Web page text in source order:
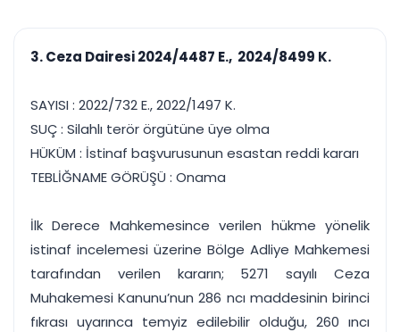
Duruşma ve görev
takvimi
Bildirim
takibi
Tek panelde uçtan uca yönetim
UYAP & UETS entegrasyonundan finansa, hepsi bir arada.
3. Ceza Dairesi 2024/4487 E., 2024/8499 K.
SAYISI : 2022/732 E., 2022/1497 K.
SUÇ : Silahlı terör örgütüne üye olma
HÜKÜM : İstinaf başvurusunun esastan reddi kararı
TEBLİĞNAME GÖRÜŞÜ : Onama
İlk Derece Mahkemesince verilen hükme yönelik
istinaf incelemesi üzerine Bölge Adliye Mahkemesi
tarafından verilen kararın; 5271 sayılı Ceza
Muhakemesi Kanunu’nun 286 ncı maddesinin birinci
fıkrası uyarınca temyiz edilebilir olduğu, 260 ıncı